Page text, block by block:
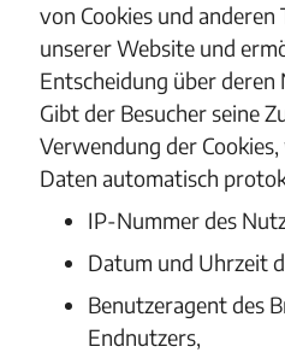
von Cookies und anderen
unserer Website und
Entscheidung über
Gibt der Besucher seine
Verwendung der
Daten automatisch
IP-Nummer des
Datum und Uhrzeit
Benutzeragent des
Endnutzers,